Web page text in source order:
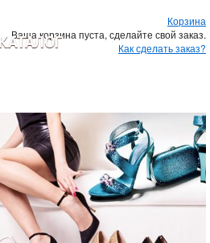
Корзина
Ваша корзина пуста, сделайте свой заказ.
Как сделать заказ?
КАТАЛОГ